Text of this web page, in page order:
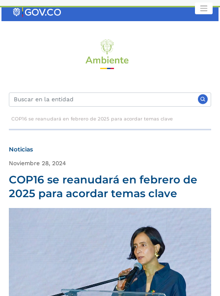
COP16 se reanudará en febrero de 2025 para acordar temas clave
Noticias
Noviembre 28, 2024
COP16 se reanudará en febrero de
2025 para acordar temas clave